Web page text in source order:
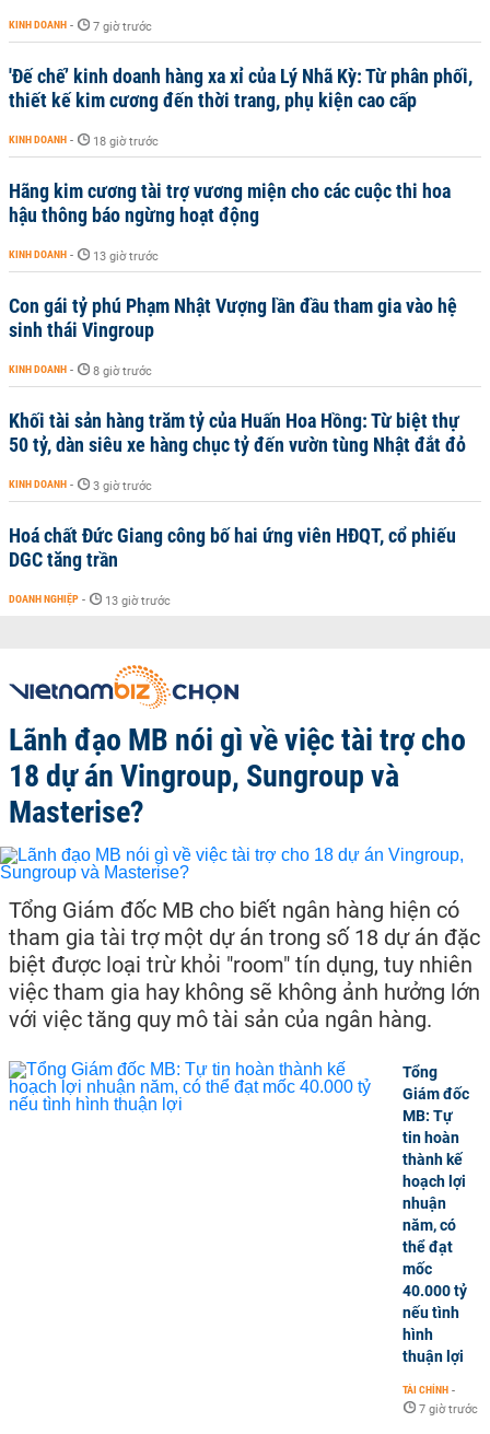
KINH DOANH - 7 giờ trước
'Đế chế’ kinh doanh hàng xa xỉ của Lý Nhã Kỳ: Từ phân phối,
thiết kế kim cương đến thời trang, phụ kiện cao cấp
KINH DOANH - 18 giờ trước
Hãng kim cương tài trợ vương miện cho các cuộc thi hoa
hậu thông báo ngừng hoạt động
KINH DOANH - 13 giờ trước
Con gái tỷ phú Phạm Nhật Vượng lần đầu tham gia vào hệ
sinh thái Vingroup
KINH DOANH - 8 giờ trước
Khối tài sản hàng trăm tỷ của Huấn Hoa Hồng: Từ biệt thự
50 tỷ, dàn siêu xe hàng chục tỷ đến vườn tùng Nhật đắt đỏ
KINH DOANH - 3 giờ trước
Hoá chất Đức Giang công bố hai ứng viên HĐQT, cổ phiếu
DGC tăng trần
DOANH NGHIỆP - 13 giờ trước
Lãnh đạo MB nói gì về việc tài trợ cho
18 dự án Vingroup, Sungroup và
Masterise?
Tổng Giám đốc MB cho biết ngân hàng hiện có
tham gia tài trợ một dự án trong số 18 dự án đặc
biệt được loại trừ khỏi "room" tín dụng, tuy nhiên
việc tham gia hay không sẽ không ảnh hưởng lớn
với việc tăng quy mô tài sản của ngân hàng.
Tổng
Giám đốc
MB: Tự
tin hoàn
thành kế
hoạch lợi
nhuận
năm, có
thể đạt
mốc
40.000 tỷ
nếu tình
hình
thuận lợi
TÀI CHÍNH -
7 giờ trước